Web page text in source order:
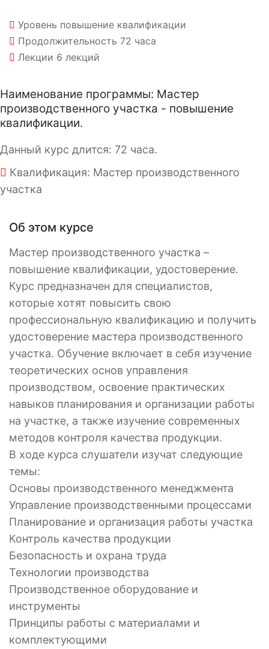
Уровень повышение квалификации
Продолжительность 72 часа
Лекции 6 лекций
Наименование программы: Мастер
производственного участка - повышение
квалификации.
Данный курс длится: 72 часа.
Квалификация: Мастер производственного
участка
Об этом курсе
Мастер производственного участка –
повышение квалификации, удостоверение.
Курс предназначен для специалистов,
которые хотят повысить свою
профессиональную квалификацию и получить
удостоверение мастера производственного
участка. Обучение включает в себя изучение
теоретических основ управления
производством, освоение практических
навыков планирования и организации работы
на участке, а также изучение современных
методов контроля качества продукции.
В ходе курса слушатели изучат следующие
темы:
Основы производственного менеджмента
Управление производственными процессами
Планирование и организация работы участка
Контроль качества продукции
Безопасность и охрана труда
Технологии производства
Производственное оборудование и
инструменты
Принципы работы с материалами и
комплектующими